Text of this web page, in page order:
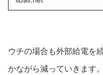
ウチの場合も外部給電を
かながら減っていきます。